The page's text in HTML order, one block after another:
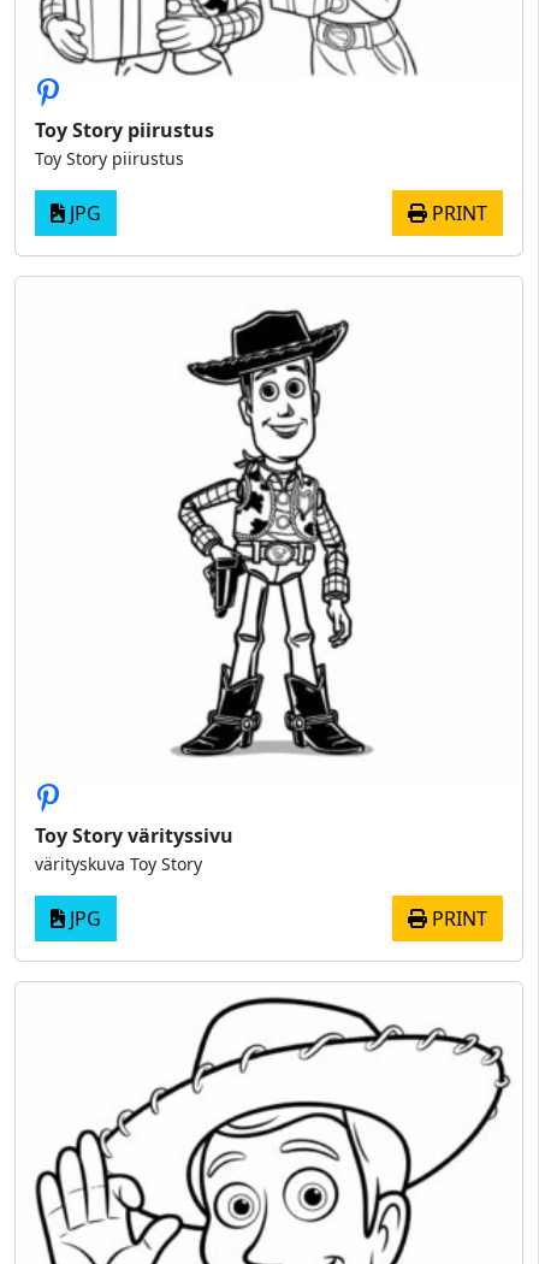
Toy Story piirustus
Toy Story piirustus
JPG PRINT
Toy Story värityssivu
värityskuva Toy Story
JPG PRINT